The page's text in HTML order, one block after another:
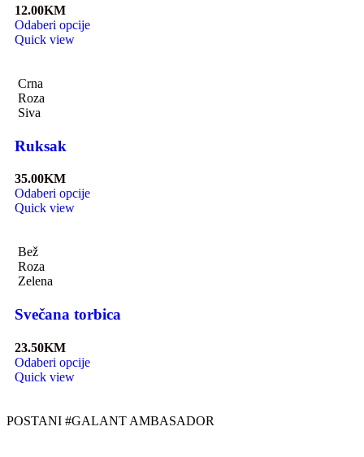
12.00KM
Odaberi opcije
Quick view
Crna
Roza
Siva
Ruksak
35.00KM
Odaberi opcije
Quick view
Bež
Roza
Zelena
Svečana torbica
23.50KM
Odaberi opcije
Quick view
POSTANI #GALANT AMBASADOR